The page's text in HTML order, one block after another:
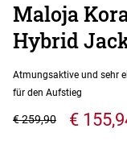
Maloja
Hybrid
Atmungsaktive und sehr
für den Aufstieg
€
€ 259,90